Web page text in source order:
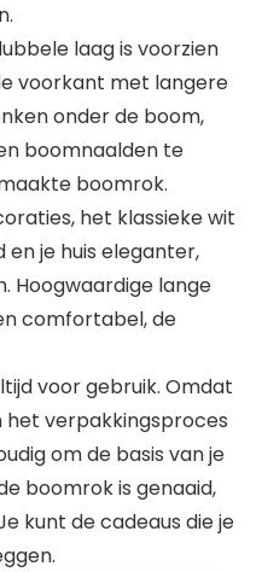
laag is voorzien
voorkant met langere
onder de boom,
boomnaalden te
boomrok.
het klassieke wit
je huis eleganter,
Hoogwaardige lange
comfortabel, de
voor gebruik. Omdat
verpakkingsproces
om de basis van je
boomrok is genaaid,
kunt de cadeaus die je